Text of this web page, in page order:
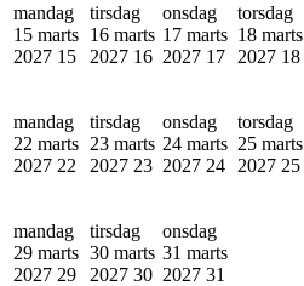
mandag
15 marts
2027 15
tirsdag
16 marts
2027 16
onsdag
17 marts
2027 17
torsdag
18 marts
2027 18
mandag
22 marts
2027 22
tirsdag
23 marts
2027 23
onsdag
24 marts
2027 24
torsdag
25 marts
2027 25
mandag
29 marts
2027 29
tirsdag
30 marts
2027 30
onsdag
31 marts
2027 31